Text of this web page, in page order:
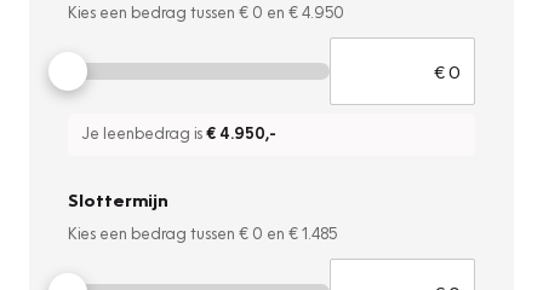
Kies een bedrag tussen € 0 en € 4.950
Je leenbedrag is€ 4.950,-
Slottermijn
Kies een bedrag tussen € 0 en € 1.485